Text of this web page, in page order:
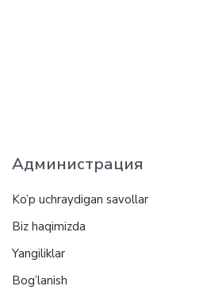
Администрация
Ko’p uchraydigan savollar
Biz haqimizda
Yangiliklar
Bog’lanish